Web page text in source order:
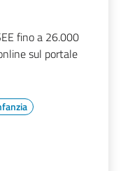
fino a 26.000
sul portale